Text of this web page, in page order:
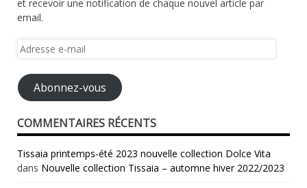
et recevoir une notification de chaque nouvel article par
email.
Adresse
mail
Abonnez-vous
COMMENTAIRES RÉCENTS
Tissaia printemps-été 2023 nouvelle collection Dolce Vita
dans Nouvelle collection Tissaia – automne hiver 2022/2023